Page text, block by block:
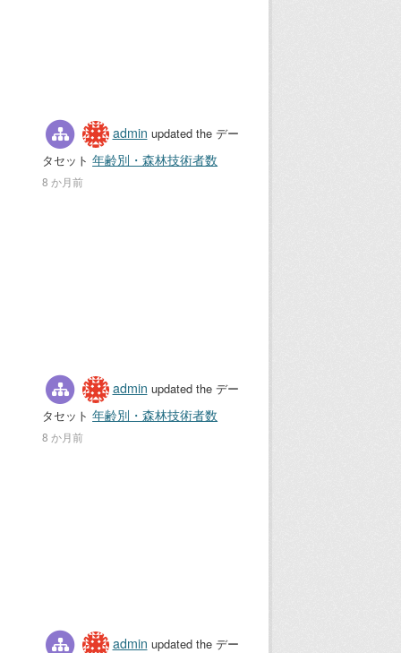
admin updated the デー
タセット年齢別・森林技術者数
8 か月前
admin updated the デー
タセット年齢別・森林技術者数
8 か月前
admin updated the デー